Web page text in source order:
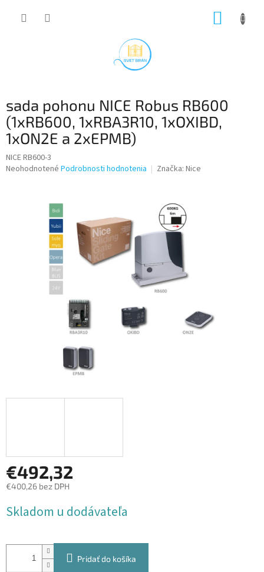
sada pohonu NICE Robus RB600
(1xRB600, 1xRBA3R10, 1xOXIBD,
1xON2E a 2xEPMB)
NICE RB600-3
Priemerné
Neohodnotené Podrobnosti hodnotenia Značka: Nice
€492,32
€400,26 bez DPH
cena:
Skladom u dodávateľa
Pridať do košíka